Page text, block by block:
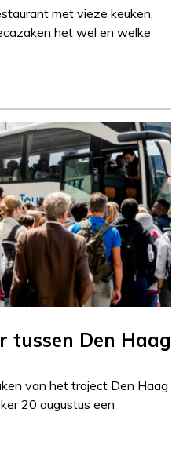
met vieze keuken,
het wel en welke
tussen Den Haag
van het traject Den Haag
20 augustus een